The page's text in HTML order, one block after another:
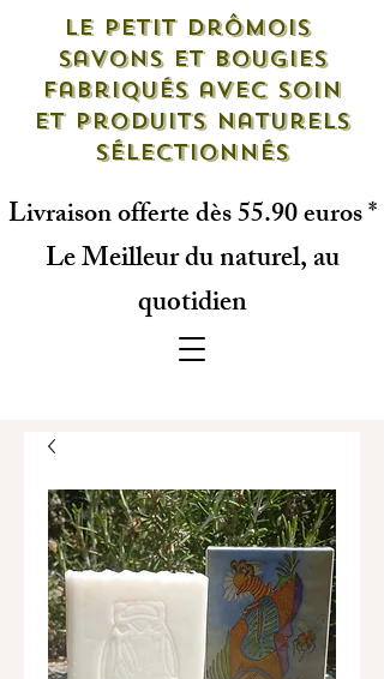
Le petit drômois
savons et bougies
fabriqués avec soin
et produits naturels
sélectionnés
Livraison offerte dès 55.90 euros *
Le Meilleur du naturel, au
quotidien